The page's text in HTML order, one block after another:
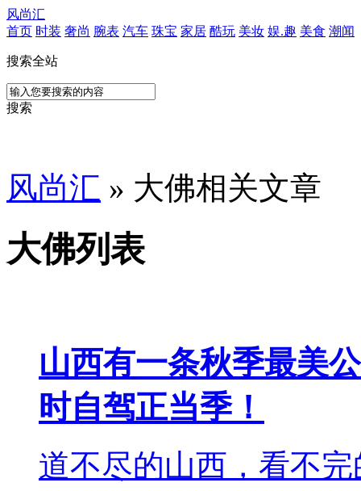
风尚汇
首页 时装 奢尚 腕表 汽车 珠宝 家居 酷玩 美妆 娱.趣 美食 潮闻
搜索全站
搜索
风尚汇 » 大佛相关文章
大佛列表
山西有一条秋季最美
时自驾正当季！
道不尽的山西，看不